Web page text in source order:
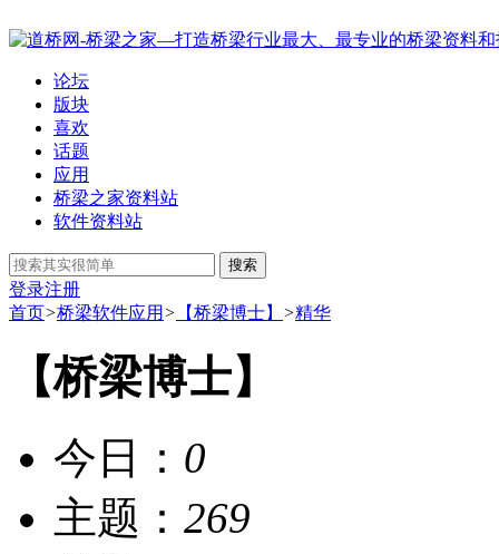
论坛
版块
喜欢
话题
应用
桥梁之家资料站
软件资料站
搜索
登录注册
首页>桥梁软件应用 > 【桥梁博士】 >精华
【桥梁博士】
今日： 0
主题： 269